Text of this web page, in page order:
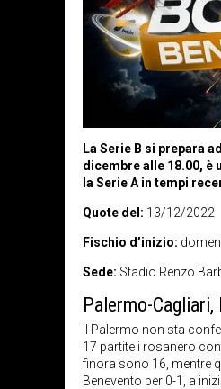
La Serie B si prepara
dicembre alle 18.00,
la Serie A in tempi
Quote del: 13/12/2022
Fischio d’inizio:
Sede: Stadio Renzo
Palermo-
Il Palermo non sta
17 partite i rosanero
finora sono 16, mentre
Benevento per 0-1, a